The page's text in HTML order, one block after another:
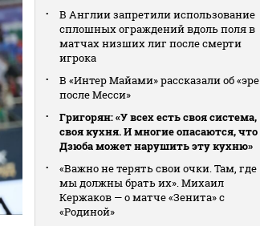
В Англии запретили использование
сплошных ограждений вдоль поля в
матчах низших лиг после смерти
игрока
В «Интер Майами» рассказали об «эре
после Месси»
Григорян: «У всех есть своя система,
своя кухня. И многие опасаются, что
Дзюба может нарушить эту кухню»
«Важно не терять свои очки. Там, где
мы должны брать их». Михаил
Кержаков — о матче «Зенита» с
«Родиной»